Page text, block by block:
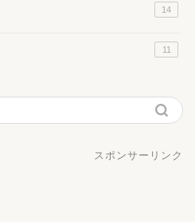
14
11
スポンサーリンク